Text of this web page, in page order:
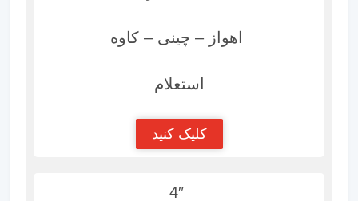
اهواز – چینی – کاوه
استعلام
کلیک کنید